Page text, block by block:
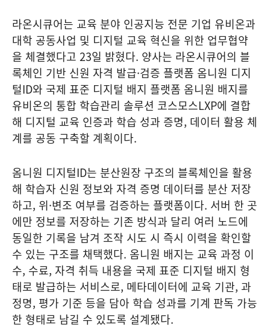
라온시큐어는 교육 분야 인공지능 전문 기업 유비온과
대학 공동사업 및 디지털 교육 혁신을 위한 업무협약
을 체결했다고 23일 밝혔다. 양사는 라온시큐어의 블
록체인 기반 신원 자격 발급·검증 플랫폼 옴니원 디지
털ID와 국제 표준 디지털 배지 플랫폼 옴니원 배지를
유비온의 통합 학습관리 솔루션 코스모스LXP에 결합
해 디지털 교육 인증과 학습 성과 증명, 데이터 활용 체
계를 공동 구축할 계획이다.
옴니원 디지털ID는 분산원장 구조의 블록체인을 활용
해 학습자 신원 정보와 자격 증명 데이터를 분산 저장
하고, 위·변조 여부를 검증하는 플랫폼이다. 서버 한 곳
에만 정보를 저장하는 기존 방식과 달리 여러 노드에
동일한 기록을 남겨 조작 시도 시 즉시 이력을 확인할
수 있는 구조를 채택했다. 옴니원 배지는 교육 과정 이
수, 수료, 자격 취득 내용을 국제 표준 디지털 배지 형
태로 발급하는 서비스로, 메타데이터에 교육 기관, 과
정명, 평가 기준 등을 담아 학습 성과를 기계 판독 가능
한 형태로 남길 수 있도록 설계됐다.